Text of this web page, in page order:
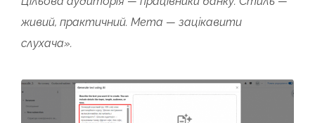
живий, практичний. Мета — зацікавити
слухача».